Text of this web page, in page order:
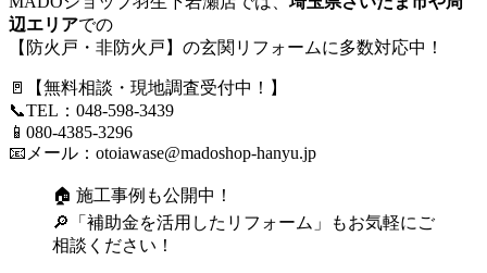
辺エリアでの
【防火戸・非防火戸】の玄関リフォームに多数対応中！
🚪【無料相談・現地調査受付中！】
📞TEL：048-598-3439
📱080-4385-3296
📧メール： otoiawase@madoshop-hanyu.jp
🏠 施工事例も公開中！
🔎「補助金を活用したリフォーム」もお気軽にご
相談ください！